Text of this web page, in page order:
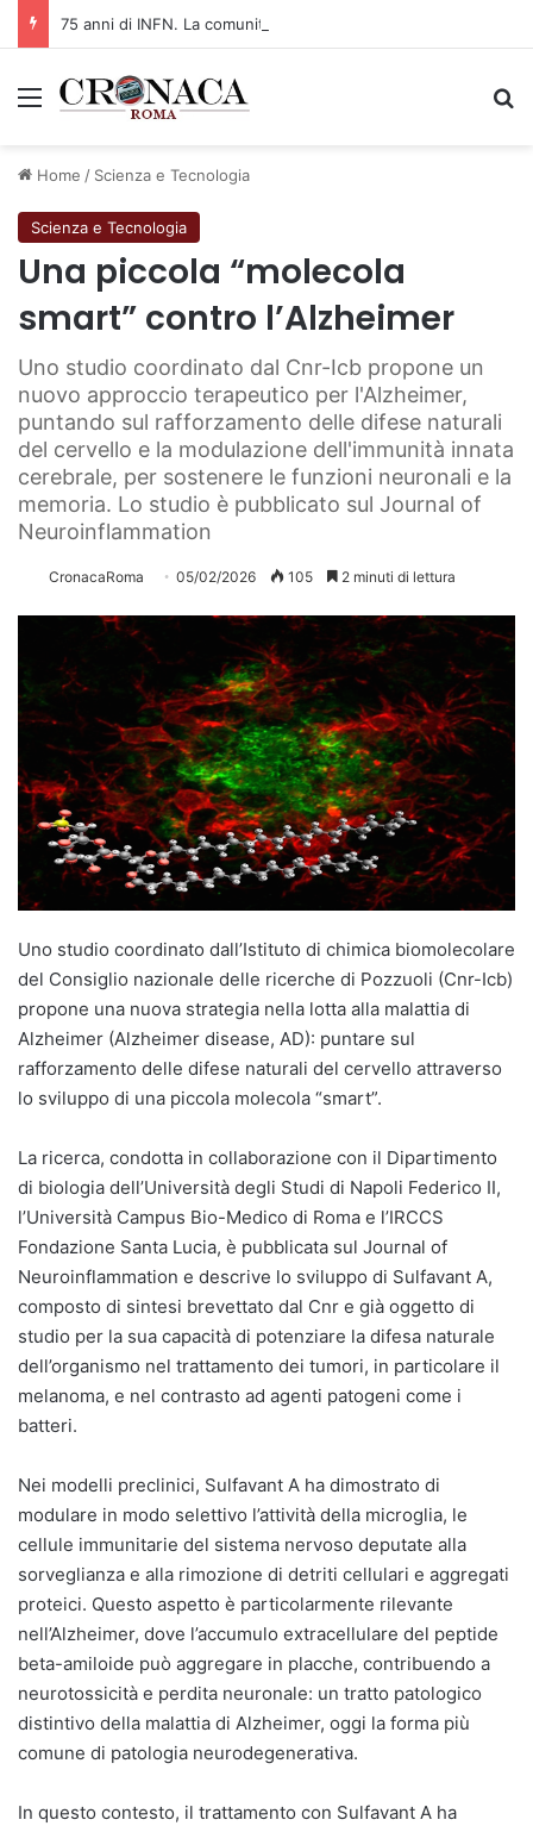
Menu
Home / Scienza e Tecnologia
Scienza e Tecnologia
Una piccola “molecola
smart” contro l’Alzheimer
Uno studio coordinato dal Cnr-Icb propone un
nuovo approccio terapeutico per l'Alzheimer,
puntando sul rafforzamento delle difese naturali
del cervello e la modulazione dell'immunità innata
cerebrale, per sostenere le funzioni neuronali e la
memoria. Lo studio è pubblicato sul Journal of
Neuroinflammation
CronacaRoma 05/02/2026 105 2 minuti di lettura
Uno studio coordinato dall’Istituto di chimica biomolecolare
del Consiglio nazionale delle ricerche di Pozzuoli (Cnr-Icb)
propone una nuova strategia nella lotta alla malattia di
Alzheimer (Alzheimer disease, AD): puntare sul
rafforzamento delle difese naturali del cervello attraverso
lo sviluppo di una piccola molecola “smart”.
La ricerca, condotta in collaborazione con il Dipartimento
di biologia dell’Università degli Studi di Napoli Federico II,
l’Università Campus Bio-Medico di Roma e l’IRCCS
Fondazione Santa Lucia, è pubblicata sul Journal of
Neuroinflammation e descrive lo sviluppo di Sulfavant A,
composto di sintesi brevettato dal Cnr e già oggetto di
studio per la sua capacità di potenziare la difesa naturale
dell’organismo nel trattamento dei tumori, in particolare il
melanoma, e nel contrasto ad agenti patogeni come i
batteri.
Nei modelli preclinici, Sulfavant A ha dimostrato di
modulare in modo selettivo l’attività della microglia, le
cellule immunitarie del sistema nervoso deputate alla
sorveglianza e alla rimozione di detriti cellulari e aggregati
proteici. Questo aspetto è particolarmente rilevante
nell’Alzheimer, dove l’accumulo extracellulare del peptide
beta-amiloide può aggregare in placche, contribuendo a
neurotossicità e perdita neuronale: un tratto patologico
distintivo della malattia di Alzheimer, oggi la forma più
comune di patologia neurodegenerativa.
In questo contesto, il trattamento con Sulfavant A ha